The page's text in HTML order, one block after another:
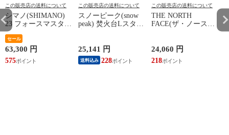
この販売店の送料について
シマノ(SHIMANO)
23 フォースマスター
600DH
セール
63,300 円
575
この販売店の送料について
スノーピーク(snow
peak) 焚火台Lスター
25,141 円
送料込み 228
この販売店の送料について
THE NORTH
FACE(ザ・ノース・
ク(K) M
24,060 円
218